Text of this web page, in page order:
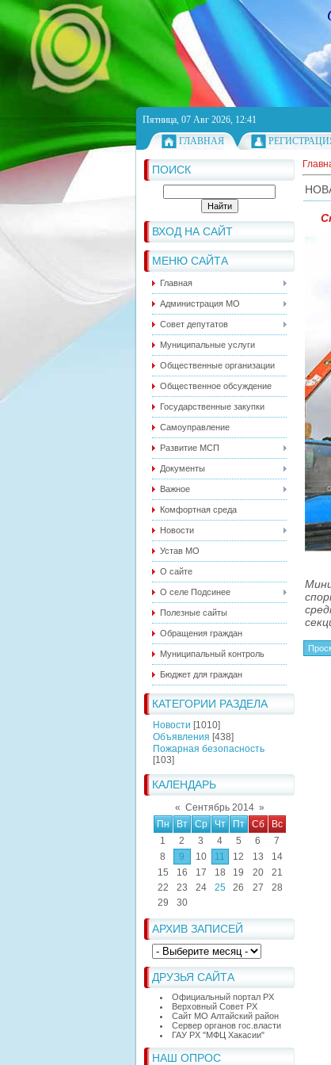
Пятница, 07 Авг 2026, 12:41
ГЛАВНАЯ
ПОИСК
ВХОД НА САЙТ
МЕНЮ САЙТА
Главная
Администрация МО
Совет депутатов
Муниципальные услуги
Общественные организации
Общественное обсуждение
Государственные закупки
Самоуправление
Развитие МСП
Документы
Важное
Комфортная среда
Новости
Устав МО
О сайте
О селе Подсинее
Полезные сайты
Обращения граждан
Муниципальный контроль
Бюджет для граждан
КАТЕГОРИИ РАЗДЕЛА
Новости [1010]
Объявления [438]
Пожарная безопасность
[103]
КАЛЕНДАРЬ
« Сентябрь 2014 »
Пн
Вт Ср Чт Пт Сб
Вс
1
2 3 4 5 6
7
8
9 10 11 12 13
14
15
16 17 18 19 20
21
22
23 24 25 26 27
28
29
30
АРХИВ ЗАПИСЕЙ
ДРУЗЬЯ САЙТА
Официальный портал РХ
Верховный Совет РХ
Сайт МО Алтайский район
Сервер органов гос.власти
ГАУ РХ "МФЦ Хакасии"
НАШ ОПРОС